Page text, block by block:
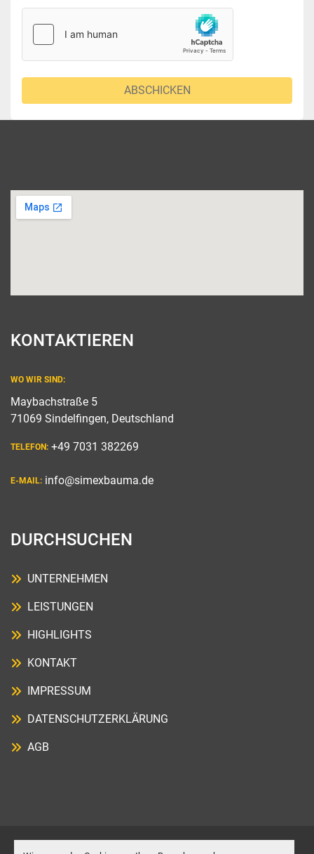
ABSCHICKEN
KONTAKTIEREN
WO WIR SIND:
Maybachstraße 5
71069 Sindelfingen, Deutschland
TELEFON: +49 7031 382269
E-MAIL: info@simexbauma.de
DURCHSUCHEN
UNTERNEHMEN
LEISTUNGEN
HIGHLIGHTS
KONTAKT
IMPRESSUM
DATENSCHUTZERKLÄRUNG
AGB